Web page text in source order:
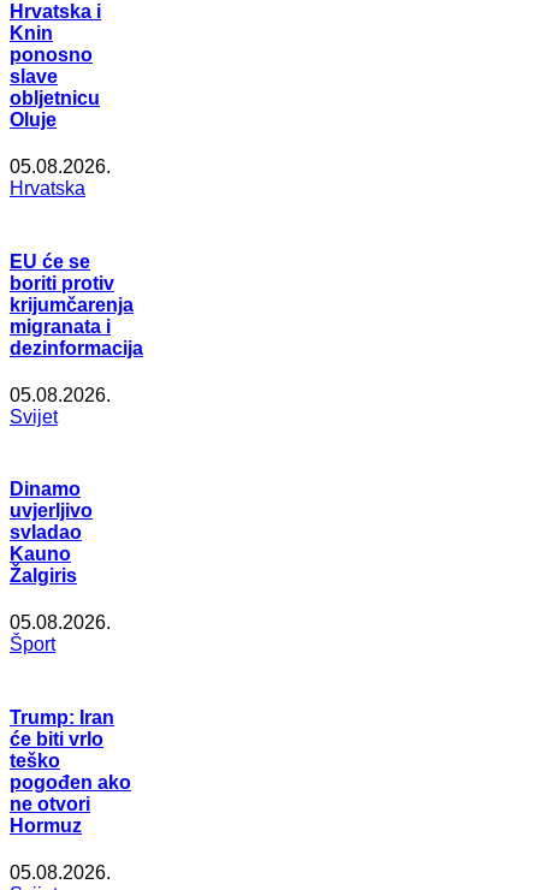
Hrvatska i
Knin
ponosno
slave
obljetnicu
Oluje
05.08.2026.
Hrvatska
EU će se
boriti protiv
krijumčarenja
migranata i
dezinformacija
05.08.2026.
Svijet
Dinamo
uvjerljivo
svladao
Kauno
Žalgiris
05.08.2026.
Šport
Trump: Iran
će biti vrlo
teško
pogođen ako
ne otvori
Hormuz
05.08.2026.